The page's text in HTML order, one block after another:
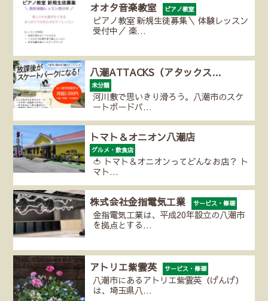
オオタ音楽教室 ピアノ教室
ピアノ教室 新規生徒募集＼ 体験レッスン
受付中／ 楽…
八潮ATTACKS（アタックス…
未分類
河川敷で思いきり滑ろう。八潮市のスケ
ートボードパ…
トマト＆オニオン八潮店
グルメ・飲食店
🍅 トマト＆オニオンってどんなお店？ ト
マト…
株式会社金指電気工業 サービス・修理
金指電気工業は、平成20年設立の八潮市
を拠点とする…
アトリエ紫雲英 サービス・修理
八潮市にあるアトリエ紫雲英（げんげ）
は、埼玉県八…